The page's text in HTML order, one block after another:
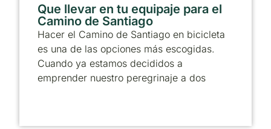
Que llevar en tu equipaje para el
Camino de Santiago
Hacer el Camino de Santiago en bicicleta
es una de las opciones más escogidas.
Cuando ya estamos decididos a
emprender nuestro peregrinaje a dos